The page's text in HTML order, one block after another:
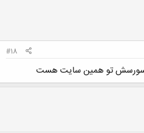
#18
و سورسش تو همین سایت هست